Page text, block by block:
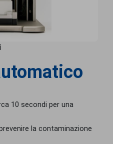
10 secondi per una
la contaminazione